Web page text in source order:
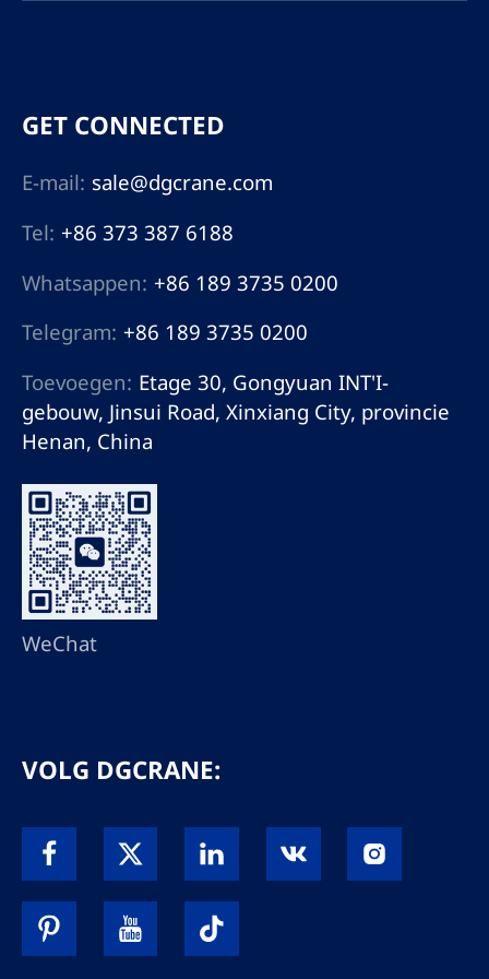
de algemene flexibiliteit
GET CONNECTED
E-mail: sale@dgcrane.com
Tel: +86 373 387 6188
Whatsappen: +86 189 3735 0200
Telegram: +86 189 3735 0200
Toevoegen: Etage 30, Gongyuan INT'I-
gebouw, Jinsui Road, Xinxiang City, provincie
Henan, China
WeChat
VOLG DGCRANE: